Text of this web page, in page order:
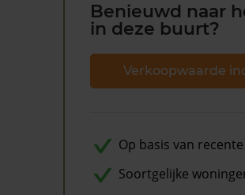
Benieuwd naar
in deze buurt?
Verkoopwaarde
Op basis van
Soortgelijke